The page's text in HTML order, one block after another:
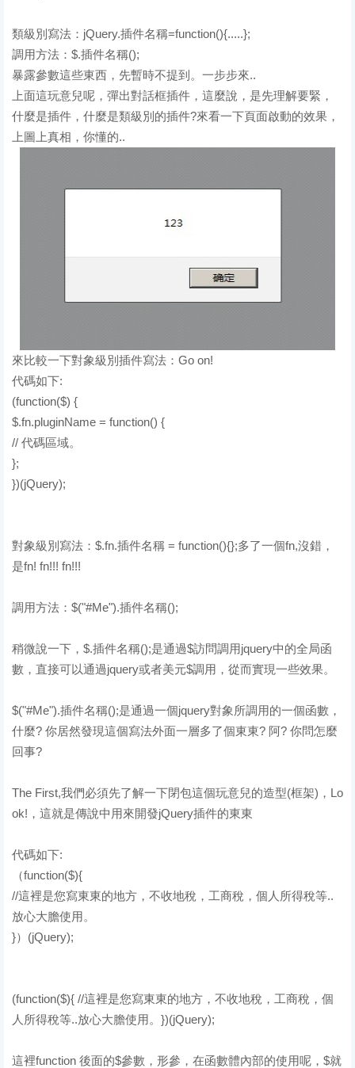
類級別寫法：jQuery.插件名稱=function(){.....};
調用方法：$.插件名稱();
暴露參數這些東西，先暫時不提到。一步步來..
上面這玩意兒呢，彈出對話框插件，這麼說，是先理解要緊，
什麼是插件，什麼是類級別的插件?來看一下頁面啟動的效果，
上圖上真相，你懂的..
來比較一下對象級別插件寫法：Go on!
代碼如下:
(function($) {
$.fn.pluginName = function() {
// 代碼區域。
};
})(jQuery);
對象級別寫法：$.fn.插件名稱 = function(){};多了一個fn,沒錯，
是fn! fn!!! fn!!!
調用方法：$("#Me").插件名稱();
稍微說一下，$.插件名稱();是通過$訪問調用jquery中的全局函
數，直接可以通過jquery或者美元$調用，從而實現一些效果。
$("#Me").插件名稱();是通過一個jquery對象所調用的一個函數，
什麼? 你居然發現這個寫法外面一層多了個東東? 阿? 你問怎麼
回事?
The First,我們必須先了解一下閉包這個玩意兒的造型(框架)，Lo
ok!，這就是傳說中用來開發jQuery插件的東東
代碼如下:
（function($){
//這裡是您寫東東的地方，不收地稅，工商稅，個人所得稅等..
放心大膽使用。
}）(jQuery);
(function($){ //這裡是您寫東東的地方，不收地稅，工商稅，個
人所得稅等..放心大膽使用。})(jQuery);
這裡function 後面的$參數，形參，在函數體內部的使用呢，$就